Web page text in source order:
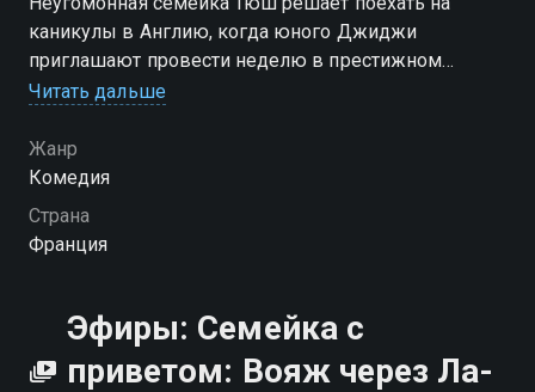
каникулы в Англию, когда юного Джиджи
приглашают провести неделю в престижном
футбольном лагере
Читать дальше
Жанр
Комедия
Страна
Франция
Эфиры: Семейка с
приветом: Вояж через Ла-